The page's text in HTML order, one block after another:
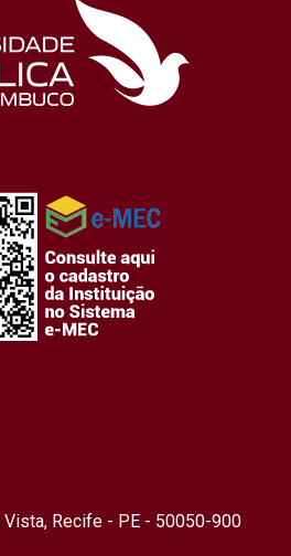
Vista, Recife - PE - 50050-900